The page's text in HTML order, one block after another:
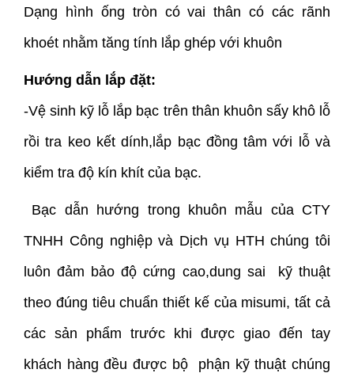
Dạng hình ống tròn có vai thân có các rãnh
khoét nhằm tăng tính lắp ghép với khuôn
Hướng dẫn lắp đặt:
-Vệ sinh kỹ lỗ lắp bạc trên thân khuôn sấy khô lỗ
rồi tra keo kết dính,lắp bạc đồng tâm với lỗ và
kiểm tra độ kín khít của bạc.
Bạc dẫn hướng trong khuôn mẫu của CTY
TNHH Công nghiệp và Dịch vụ HTH chúng tôi
luôn đảm bảo độ cứng cao,dung sai kỹ thuật
theo đúng tiêu chuẩn thiết kế của misumi, tất cả
các sản phẩm trước khi được giao đến tay
khách hàng đều được bộ phận kỹ thuật chúng